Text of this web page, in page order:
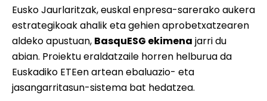
Eusko Jaurlaritzak, euskal enpresa-sarerako aukera
estrategikoak ahalik eta gehien aprobetxatzearen
aldeko apustuan, BasquESG ekimena jarri du
abian. Proiektu eraldatzaile horren helburua da
Euskadiko ETEen artean ebaluazio- eta
jasangarritasun-sistema bat hedatzea.